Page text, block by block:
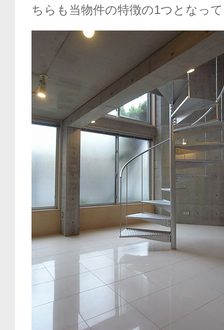
ちらも当物件の特徴の1つとなっ